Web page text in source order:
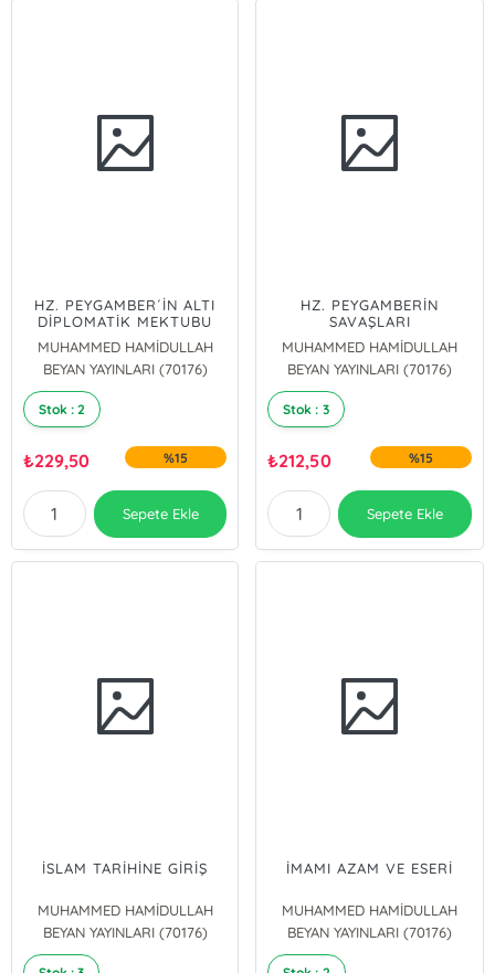
HZ. PEYGAMBER´İN ALTI
DİPLOMATİK MEKTUBU
MUHAMMED HAMİDULLAH
BEYAN YAYINLARI (70176)
Stok : 2
₺229,50 %15
Sepete Ekle
HZ. PEYGAMBERİN
SAVAŞLARI
MUHAMMED HAMİDULLAH
BEYAN YAYINLARI (70176)
Stok : 3
₺212,50 %15
Sepete Ekle
İSLAM TARİHİNE GİRİŞ
MUHAMMED HAMİDULLAH
BEYAN YAYINLARI (70176)
İMAMI AZAM VE ESERİ
MUHAMMED HAMİDULLAH
BEYAN YAYINLARI (70176)